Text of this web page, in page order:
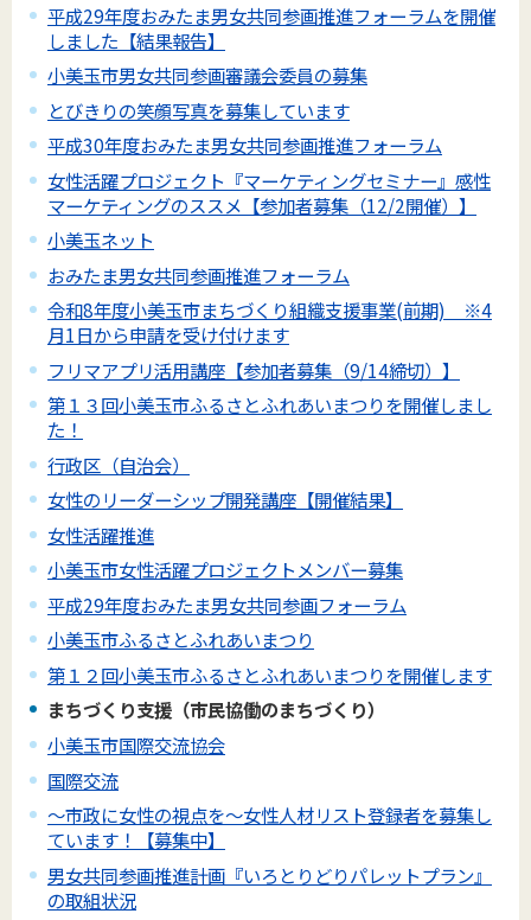
平成29年度おみたま男女共同参画推進フォーラムを開催
しました【結果報告】
小美玉市男女共同参画審議会委員の募集
とびきりの笑顔写真を募集しています
平成30年度おみたま男女共同参画推進フォーラム
女性活躍プロジェクト『マーケティングセミナー』感性
マーケティングのススメ【参加者募集（12/2開催）】
小美玉ネット
おみたま男女共同参画推進フォーラム
令和8年度小美玉市まちづくり組織支援事業(前期) ※4
月1日から申請を受け付けます
フリマアプリ活用講座【参加者募集（9/14締切）】
第１３回小美玉市ふるさとふれあいまつりを開催しまし
た！
行政区（自治会）
女性のリーダーシップ開発講座【開催結果】
女性活躍推進
小美玉市女性活躍プロジェクトメンバー募集
平成29年度おみたま男女共同参画フォーラム
小美玉市ふるさとふれあいまつり
第１２回小美玉市ふるさとふれあいまつりを開催します
まちづくり支援（市民協働のまちづくり）
小美玉市国際交流協会
国際交流
～市政に女性の視点を～女性人材リスト登録者を募集し
ています！【募集中】
男女共同参画推進計画『いろとりどりパレットプラン』
の取組状況